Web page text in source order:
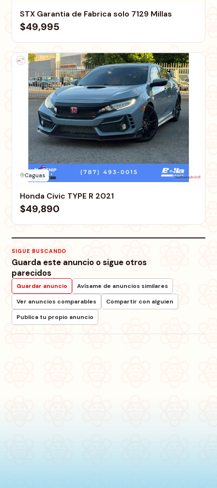
STX Garantia de Fabrica solo 7129 Millas
$49,995
Caguas
Honda Civic TYPE R 2021
$49,890
SIGUE BUSCANDO
Guarda este anuncio o sigue otros
parecidos
Guardar anuncio
Avísame de anuncios similares
Ver anuncios comparables
Compartir con alguien
Publica tu propio anuncio